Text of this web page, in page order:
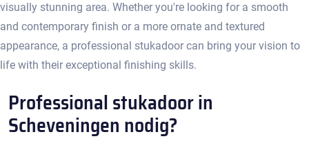
visually stunning area. Whether you're looking for a smooth
and contemporary finish or a more ornate and textured
appearance, a professional stukadoor can bring your vision to
life with their exceptional finishing skills.​
Professional stukadoor in
Scheveningen nodig?